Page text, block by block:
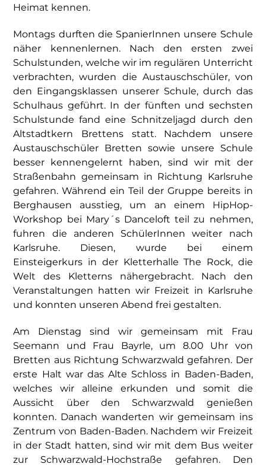
Heimat kennen.
Montags durften die SpanierInnen unsere Schule
näher kennenlernen. Nach den ersten zwei
Schulstunden, welche wir im regulären Unterricht
verbrachten, wurden die Austauschschüler, von
den Eingangsklassen unserer Schule, durch das
Schulhaus geführt. In der fünften und sechsten
Schulstunde fand eine Schnitzeljagd durch den
Altstadtkern Brettens statt. Nachdem unsere
Austauschschüler Bretten sowie unsere Schule
besser kennengelernt haben, sind wir mit der
Straßenbahn gemeinsam in Richtung Karlsruhe
gefahren. Während ein Teil der Gruppe bereits in
Berghausen ausstieg, um an einem HipHop-
Workshop bei Mary´s Danceloft teil zu nehmen,
fuhren die anderen SchülerInnen weiter nach
Karlsruhe. Diesen, wurde bei einem
Einsteigerkurs in der Kletterhalle The Rock, die
Welt des Kletterns nähergebracht. Nach den
Veranstaltungen hatten wir Freizeit in Karlsruhe
und konnten unseren Abend frei gestalten.
Am Dienstag sind wir gemeinsam mit Frau
Seemann und Frau Bayrle, um 8.00 Uhr von
Bretten aus Richtung Schwarzwald gefahren. Der
erste Halt war das Alte Schloss in Baden-Baden,
welches wir alleine erkunden und somit die
Aussicht über den Schwarzwald genießen
konnten. Danach wanderten wir gemeinsam ins
Zentrum von Baden-Baden. Nachdem wir Freizeit
in der Stadt hatten, sind wir mit dem Bus weiter
zur Schwarzwald-Hochstraße gefahren. Den